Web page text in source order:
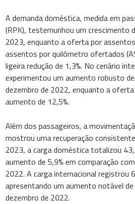
A demanda doméstica, medida em
(RPK), testemunhou um crescimento
2023, enquanto a oferta por
assentos por quilômetro ofertados
ligeira redução de 1,3%. No cenário
experimentou um aumento robusto
dezembro de 2022, enquanto a
aumento de 12,5%.
Além dos passageiros, a
mostrou uma recuperação
2023, a carga doméstica totalizou
aumento de 5,9% em comparação
2022. A carga internacional registrou
apresentando um aumento notável de
dezembro de 2022.